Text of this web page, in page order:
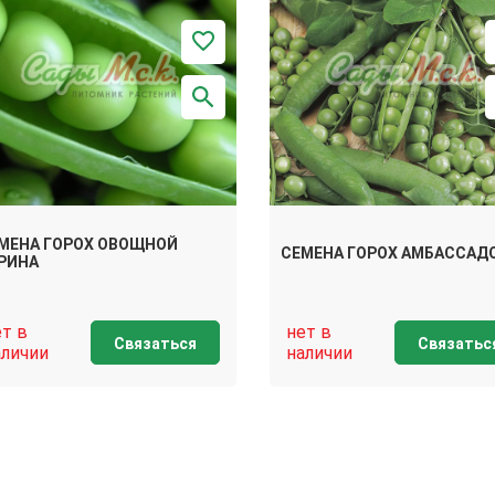
ГОРОХ ОВОЩНОЙ
в
Связаться
СЕМЕНА ГОРОХ
нет в
наличии